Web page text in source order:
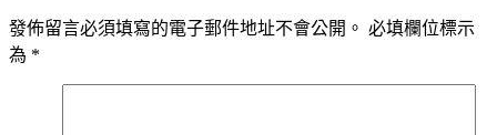
發佈留言必須填寫的電子郵件地址不會公開。 必填欄位標示
為 *